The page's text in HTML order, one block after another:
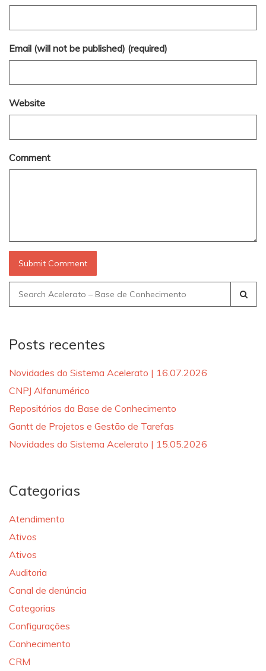
Email (will not be published) (required)
Website
Comment
Search
for:
Posts recentes
Novidades do Sistema Acelerato | 16.07.2026
CNPJ Alfanumérico
Repositórios da Base de Conhecimento
Gantt de Projetos e Gestão de Tarefas
Novidades do Sistema Acelerato | 15.05.2026
Categorias
Atendimento
Ativos
Ativos
Auditoria
Canal de denúncia
Categorias
Configurações
Conhecimento
CRM